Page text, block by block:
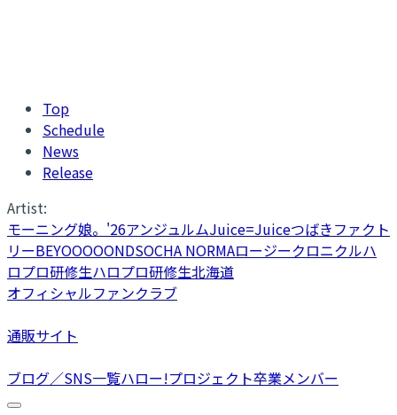
Top
Schedule
News
Release
Artist:
モーニング娘。'26アンジュルムJuice=Juiceつばきファクト
リーBEYOOOOONDSOCHA NORMAロージークロニクルハ
ロプロ研修生ハロプロ研修生北海道
オフィシャルファンクラブ
通販サイト
ブログ／SNS一覧ハロー!プロジェクト卒業メンバー